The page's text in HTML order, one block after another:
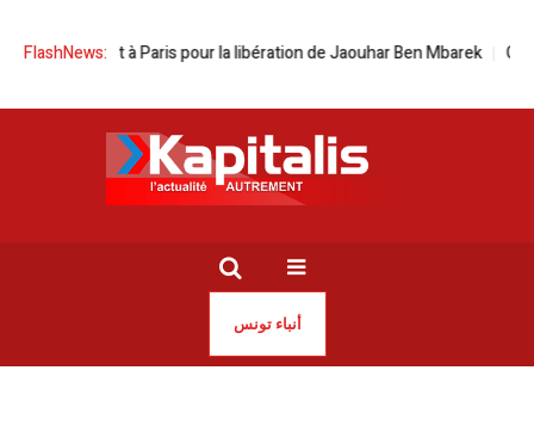
FlashNews:à Paris pour la libération de Jaouhar Ben Mbarek Ce que
أنباء تونس